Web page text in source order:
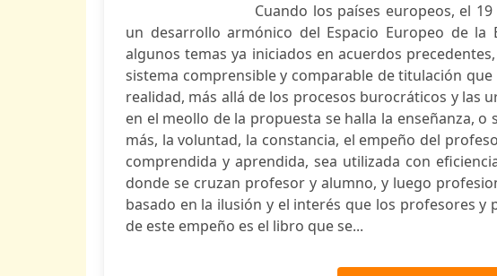
Cuando los países europeos, el
un desarrollo armónico del Espacio Europeo de
algunos temas ya iniciados en acuerdos
sistema comprensible y comparable de titulación
realidad, más allá de los procesos burocráticos y las
en el meollo de la propuesta se halla la enseñanza,
más, la voluntad, la constancia, el empeño del
comprendida y aprendida, sea utilizada con
donde se cruzan profesor y alumno, y luego
basado en la ilusión y el interés que los profesores
de este empeño es el libro que se...